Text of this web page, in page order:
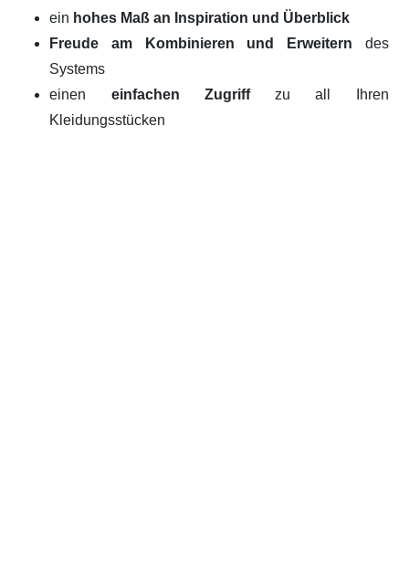
ein hohes Maß an Inspiration und Überblick
Freude am Kombinieren und Erweitern des
Systems
einen einfachen Zugriffzu all Ihren
Kleidungsstücken